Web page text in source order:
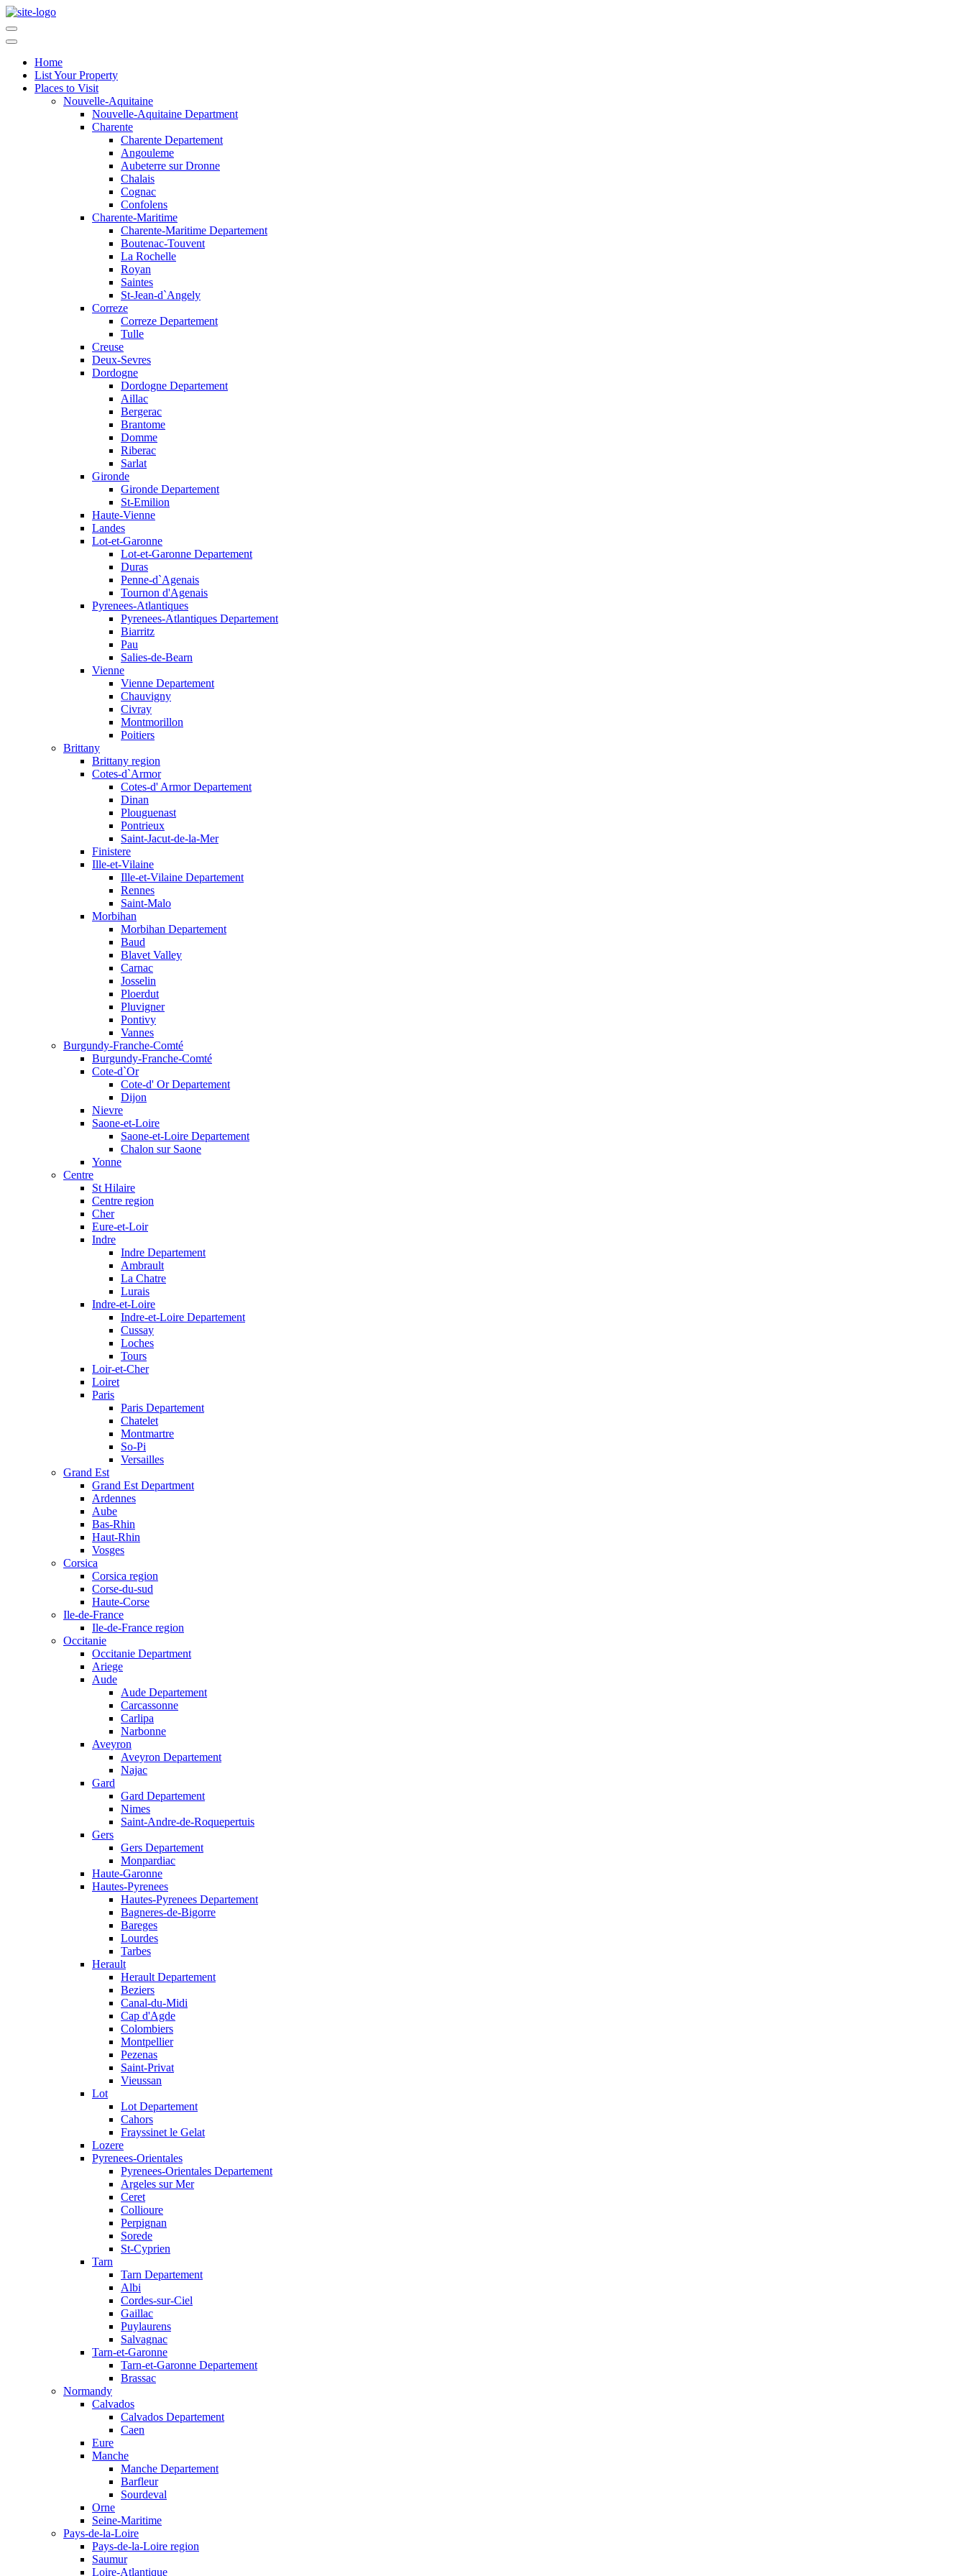
Home
List Your Property
Places to Visit
Nouvelle-Aquitaine
Nouvelle-Aquitaine Department
Charente
Charente Departement
Angouleme
Aubeterre sur Dronne
Chalais
Cognac
Confolens
Charente-Maritime
Charente-Maritime Departement
Boutenac-Touvent
La Rochelle
Royan
Saintes
St-Jean-d`Angely
Correze
Correze Departement
Tulle
Creuse
Deux-Sevres
Dordogne
Dordogne Departement
Aillac
Bergerac
Brantome
Domme
Riberac
Sarlat
Gironde
Gironde Departement
St-Emilion
Haute-Vienne
Landes
Lot-et-Garonne
Lot-et-Garonne Departement
Duras
Penne-d`Agenais
Tournon d'Agenais
Pyrenees-Atlantiques
Pyrenees-Atlantiques Departement
Biarritz
Pau
Salies-de-Bearn
Vienne
Vienne Departement
Chauvigny
Civray
Montmorillon
Poitiers
Brittany
Brittany region
Cotes-d`Armor
Cotes-d' Armor Departement
Dinan
Plouguenast
Pontrieux
Saint-Jacut-de-la-Mer
Finistere
Ille-et-Vilaine
Ille-et-Vilaine Departement
Rennes
Saint-Malo
Morbihan
Morbihan Departement
Baud
Blavet Valley
Carnac
Josselin
Ploerdut
Pluvigner
Pontivy
Vannes
Burgundy-Franche-Comté
Burgundy-Franche-Comté
Cote-d`Or
Cote-d' Or Departement
Dijon
Nievre
Saone-et-Loire
Saone-et-Loire Departement
Chalon sur Saone
Yonne
Centre
St Hilaire
Centre region
Cher
Eure-et-Loir
Indre
Indre Departement
Ambrault
La Chatre
Lurais
Indre-et-Loire
Indre-et-Loire Departement
Cussay
Loches
Tours
Loir-et-Cher
Loiret
Paris
Paris Departement
Chatelet
Montmartre
So-Pi
Versailles
Grand Est
Grand Est Department
Ardennes
Aube
Bas-Rhin
Haut-Rhin
Vosges
Corsica
Corsica region
Corse-du-sud
Haute-Corse
Ile-de-France
Ile-de-France region
Occitanie
Occitanie Department
Ariege
Aude
Aude Departement
Carcassonne
Carlipa
Narbonne
Aveyron
Aveyron Departement
Najac
Gard
Gard Departement
Nimes
Saint-Andre-de-Roquepertuis
Gers
Gers Departement
Monpardiac
Haute-Garonne
Hautes-Pyrenees
Hautes-Pyrenees Departement
Bagneres-de-Bigorre
Bareges
Lourdes
Tarbes
Herault
Herault Departement
Beziers
Canal-du-Midi
Cap d'Agde
Colombiers
Montpellier
Pezenas
Saint-Privat
Vieussan
Lot
Lot Departement
Cahors
Frayssinet le Gelat
Lozere
Pyrenees-Orientales
Pyrenees-Orientales Departement
Argeles sur Mer
Ceret
Collioure
Perpignan
Sorede
St-Cyprien
Tarn
Tarn Departement
Albi
Cordes-sur-Ciel
Gaillac
Puylaurens
Salvagnac
Tarn-et-Garonne
Tarn-et-Garonne Departement
Brassac
Normandy
Calvados
Calvados Departement
Caen
Eure
Manche
Manche Departement
Barfleur
Sourdeval
Orne
Seine-Maritime
Pays-de-la-Loire
Pays-de-la-Loire region
Saumur
Loire-Atlantique